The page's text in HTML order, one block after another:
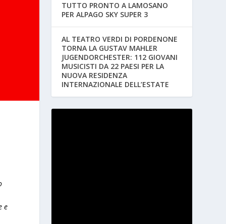
e
TUTTO PRONTO A LAMOSANO
PER ALPAGO SKY SUPER 3
AL TEATRO VERDI DI PORDENONE
TORNA LA GUSTAV MAHLER
JUGENDORCHESTER: 112 GIOVANI
MUSICISTI DA 22 PAESI PER LA
NUOVA RESIDENZA
INTERNAZIONALE DELL’ESTATE